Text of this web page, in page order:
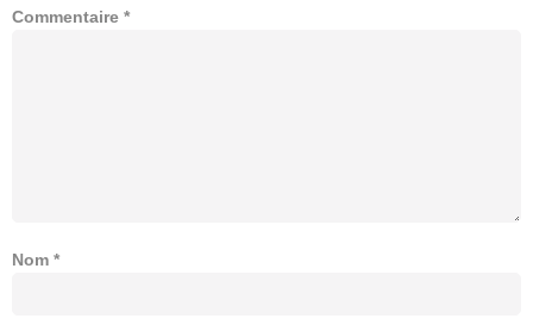
Commentaire *
Nom *